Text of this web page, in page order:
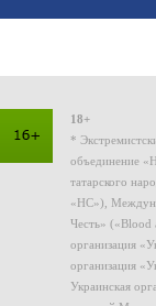
18+
*
объединение
татарского
«НС»),
Честь» («Blood
организация
организация
Украинская